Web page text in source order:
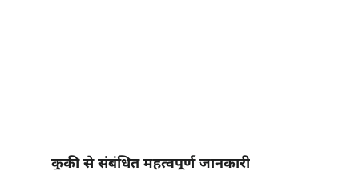
कुकी से संबंधित महत्वपूर्ण जानकारी